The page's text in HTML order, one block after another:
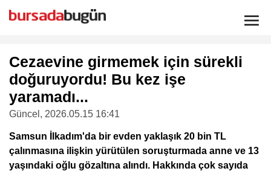
Cezaevine girmemek için sürekli
doğuruyordu! Bu kez işe
yaramadı...
Güncel , 2026.05.15 16:41
Samsun İlkadım'da bir evden yaklaşık 20 bin TL
çalınmasına ilişkin yürütülen soruşturmada anne ve 13
yaşındaki oğlu gözaltına alındı. Hakkında çok sayıda